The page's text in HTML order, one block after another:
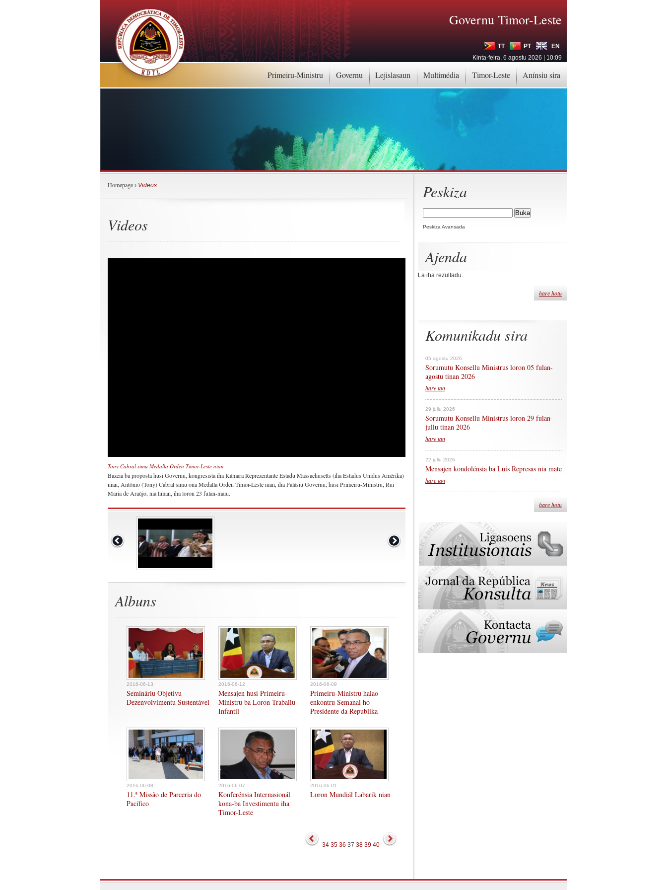
Primeiru-Ministru Governu Lejislasaun Multimédia Timor-Leste Anínsiu sira
Governu Timor-Leste
TT PT
EN
Kinta-feira, 6 agostu 2026 | 10:09
Peskiza
Peskiza Avansada
Ajenda
La iha rezultadu.
hare hotu
Komunikadu sira
05 agostu 2026
Sorumutu Konsellu Ministrus loron 05 fulan-
agostu tinan 2026
hare tan
29 jullu 2026
Sorumutu Konsellu Ministrus loron 29 fulan-
jullu tinan 2026
hare tan
22 jullu 2026
Mensajen kondolénsia ba Luís Represas nia mate
hare tan
hare hotu
Homepage › Videos
Videos
Tony Cabral simu Medalla Orden Timor-Leste nian
Bazeia ba proposta husi Governu, kongresista iha Kámara Reprezentante Estadu Massachusetts (iha Estadus Unidus Amérika)
nian, António (Tony) Cabral simu ona Medalla Orden Timor-Leste nian, iha Palásiu Governu, husi Primeiru-Ministru, Rui
Maria de Araújo, nia liman, iha loron 23 fulan-maiu.
Albuns
2016-06-13
Semináriu Objetivu
Dezenvolvimentu Sustentável
2016-06-12
Mensajen husi Primeiru-
Ministru ba Loron Traballu
Infantil
2016-06-09
Primeiru-Ministru halao
enkontru Semanal ho
Presidente da Republika
2016-06-08
11.ª Missão de Parceria do
Pacífico
2016-06-07
Konferénsia Internasionál
kona-ba Investimentu iha
Timor-Leste
2016-06-01
Loron Mundiál Labarik nian
34 35 36 37 38 39 40